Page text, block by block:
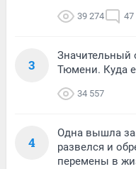
39 274 47
3
Значительный
Тюмени. Куда
34 557
4
Одна вышла
развелся и
перемены в